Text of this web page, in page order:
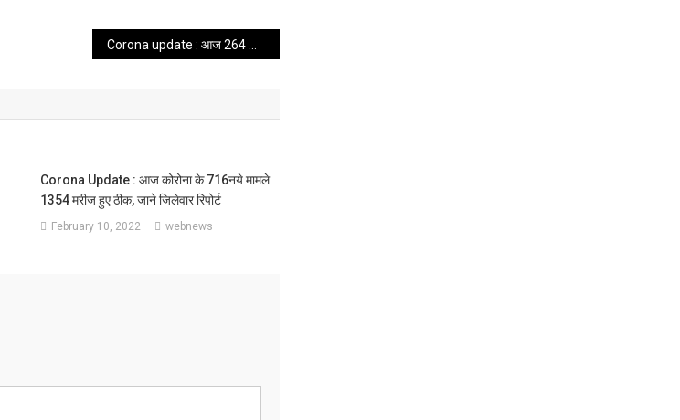
Corona Update : आज कोरोना के 716नये मामले
1354 मरीज हुए ठीक, जाने जिलेवार रिपोर्ट
February 10, 2022 webnews